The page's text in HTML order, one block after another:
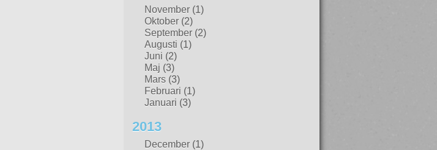
November (1)
Oktober (2)
September (2)
Augusti (1)
Juni (2)
Maj (3)
Mars (3)
Februari (1)
Januari (3)
2013
December (1)